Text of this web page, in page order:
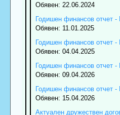
Обявен: 22.06.2024
Годишен финансов отчет -
Обявен: 11.01.2025
Годишен финансов отчет -
Обявен: 04.04.2025
Годишен финансов отчет -
Обявен: 09.04.2026
Годишен финансов отчет -
Обявен: 15.04.2026
Актуален дружествен